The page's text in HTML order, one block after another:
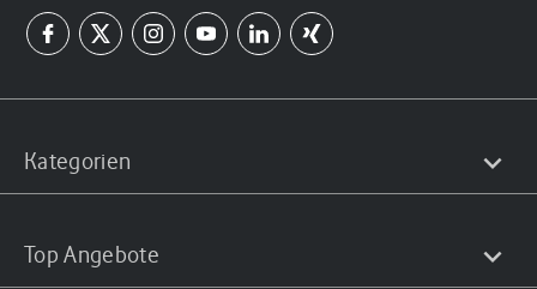
Kategorien
Top Angebote